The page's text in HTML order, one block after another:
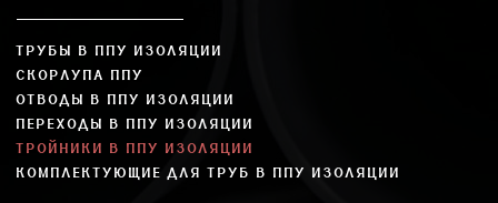
ТРУБЫ В ППУ ИЗОЛЯЦИИ
СКОРЛУПА ППУ
ОТВОДЫ В ППУ ИЗОЛЯЦИИ
ПЕРЕХОДЫ В ППУ ИЗОЛЯЦИИ
ТРОЙНИКИ В ППУ ИЗОЛЯЦИИ
КОМПЛЕКТУЮЩИЕ ДЛЯ ТРУБ В ППУ ИЗОЛЯЦИИ